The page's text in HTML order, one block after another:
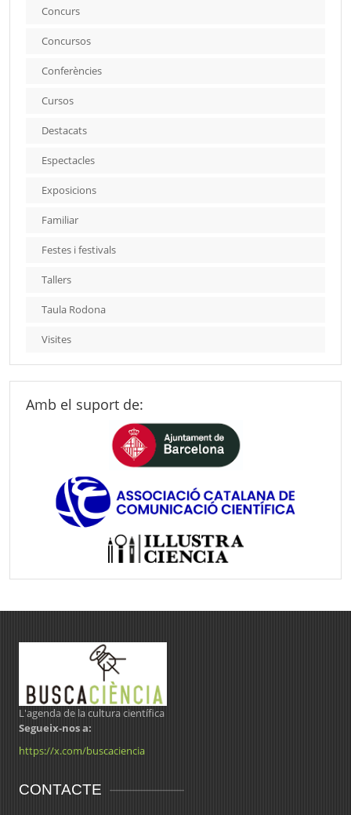
Concurs
Concursos
Conferències
Cursos
Destacats
Espectacles
Exposicions
Familiar
Festes i festivals
Tallers
Taula Rodona
Visites
Amb el suport de:
L'agenda de la cultura científica
Segueix-nos a:
https://x.com/buscaciencia
CONTACTE